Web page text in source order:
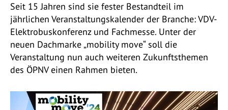
Seit 15 Jahren sind sie fester Bestandteil im
jährlichen Veranstaltungskalender der Branche: VDV-
Elektrobuskonferenz und Fachmesse. Unter der
neuen Dachmarke „mobility move“ soll die
Veranstaltung nun auch weiteren Zukunftsthemen
des ÖPNV einen Rahmen bieten.